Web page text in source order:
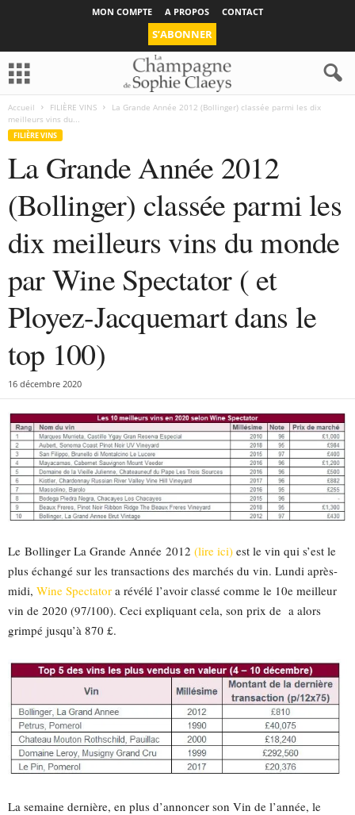
MON COMPTE A PROPOS CONTACT
S’ABONNER
Accueil FILIÈRE VINS
La Grande Année 2012 (Bollinger) classée parmi les dix
meilleurs vins du...
FILIÈRE VINS
La Grande Année 2012
(Bollinger) classée parmi les
dix meilleurs vins du monde
par Wine Spectator ( et
Ployez-Jacquemart dans le
top 100)
16 décembre 2020
Le Bollinger La Grande Année 2012 (lire ici) est le vin qui s’est le
plus échangé sur les transactions des marchés du vin. Lundi après-
midi, Wine Spectator a révélé l’avoir classé comme le 10e meilleur
vin de 2020 (97/100). Ceci expliquant cela, son prix de a alors
grimpé jusqu’à 870 £.
La semaine dernière, en plus d’annoncer son Vin de l’année, le